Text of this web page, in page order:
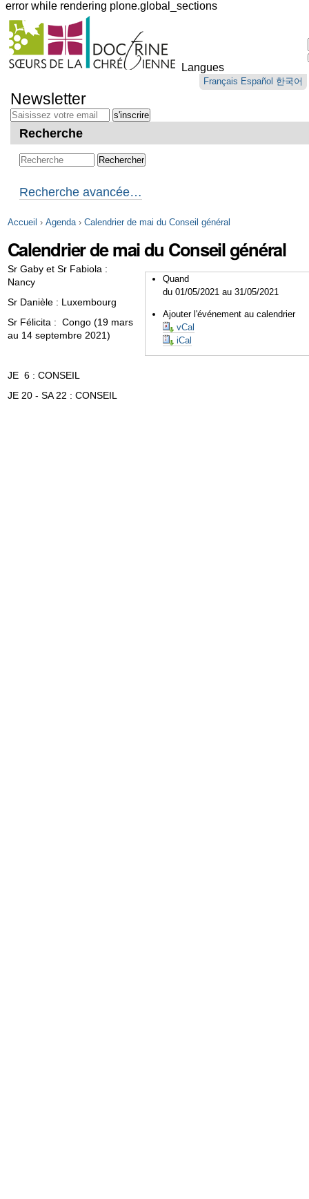
error while rendering plone.global_sections
Outils
personnels
Langues
Français Español 한국어
au
contenu.
Aller
navigation
Newsletter
Recherche
Recherche avancée…
Accueil › Agenda › Calendrier de mai du Conseil général
Calendrier de mai du Conseil général
Quand
du 01/05/2021 au 31/05/2021
Ajouter l'événement au calendrier
vCal
iCal
Sr Gaby et Sr Fabiola :
Nancy
Sr Danièle : Luxembourg
Sr Félicita : Congo (19 mars
au 14 septembre 2021)
JE 6 : CONSEIL
JE 20 - SA 22 : CONSEIL